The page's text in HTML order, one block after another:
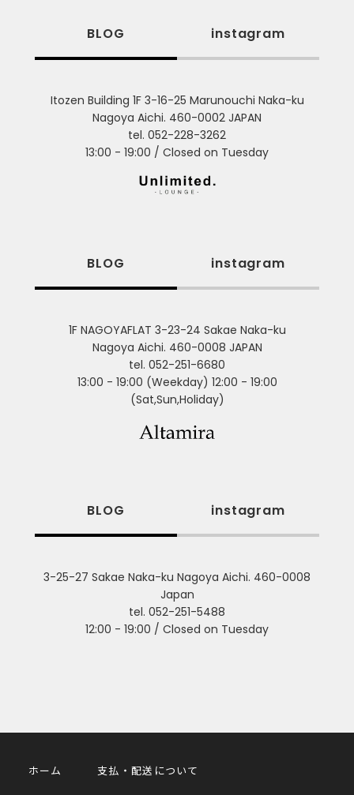
BLOG instagram
Itozen Building 1F 3-16-25 Marunouchi Naka-ku
Nagoya Aichi. 460-0002 JAPAN
tel. 052-228-3262
13:00 - 19:00 / Closed on Tuesday
BLOG instagram
1F NAGOYAFLAT 3-23-24 Sakae Naka-ku
Nagoya Aichi. 460-0008 JAPAN
tel. 052-251-6680
13:00 - 19:00 (Weekday) 12:00 - 19:00
(Sat,Sun,Holiday)
BLOG instagram
3-25-27 Sakae Naka-ku Nagoya Aichi. 460-0008
Japan
tel. 052-251-5488
12:00 - 19:00 / Closed on Tuesday
ホーム 支払・配送について